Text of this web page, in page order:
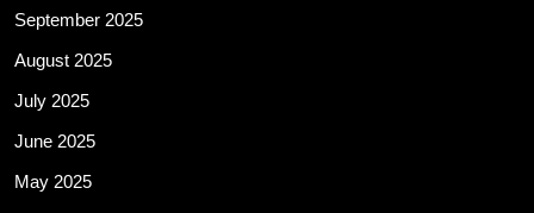
September 2025
August 2025
July 2025
June 2025
May 2025